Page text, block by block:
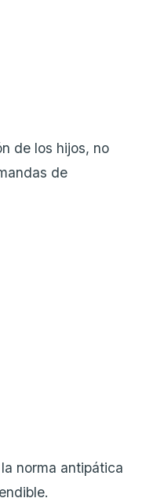
de los hijos, no
de
norma antipática